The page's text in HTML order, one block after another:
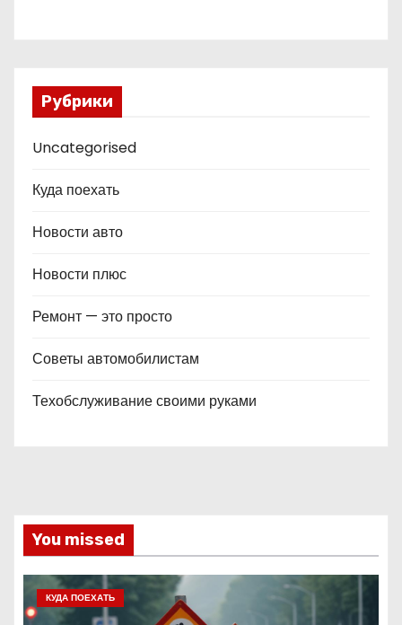
Рубрики
Uncategorised
Куда поехать
Новости авто
Новости плюс
Ремонт — это просто
Советы автомобилистам
Техобслуживание своими руками
You missed
КУДА ПОЕХАТЬ